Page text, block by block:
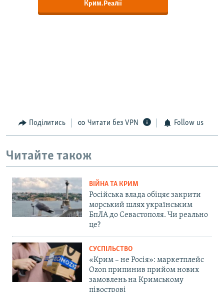
Крим.Реалії
Поділитись Читати без VPN Follow us
Читайте також
ВІЙНА ТА КРИМ
Російська влада обіцяє закрити
морський шлях українським
БпЛА до Севастополя. Чи реально
це?
СУСПІЛЬСТВО
«Крим – не Росія»: маркетплейс
Ozon припинив прийом нових
замовлень на Кримському
півострові